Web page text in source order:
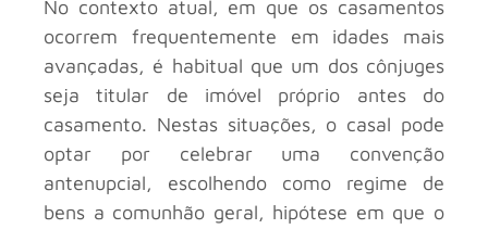
No contexto atual, em que os casamentos
ocorrem frequentemente em idades mais
avançadas, é habitual que um dos cônjuges
seja titular de imóvel próprio antes do
casamento. Nestas situações, o casal pode
optar por celebrar uma convenção
antenupcial, escolhendo como regime de
bens a comunhão geral, hipótese em que o